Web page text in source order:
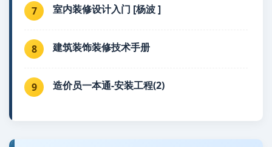
7 室内装修设计入门 [杨波 ]
8 建筑装饰装修技术手册
9 造价员一本通-安装工程(2)